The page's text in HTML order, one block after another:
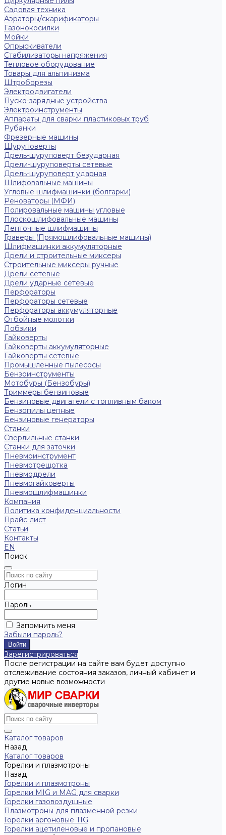
Садовая техника
Аэраторы/скарификаторы
Газонокосилки
Мойки
Опрыскиватели
Стабилизаторы напряжения
Тепловое оборудование
Товары для альпинизма
Штроборезы
Электродвигатели
Пуско-зарядные устройства
Электроинструменты
Аппараты для сварки пластиковых труб
Рубанки
Фрезерные машины
Шуруповерты
Дрель-шуруповерт безударная
Дрели-шуруповерты сетевые
Дрель-шуруповерт ударная
Шлифовальные машины
Угловые шлифмашинки (болгарки)
Реноваторы (МФИ)
Полировальные машины угловые
Плоскошлифовальные машины
Ленточные шлифмашины
Граверы (Прямошлифовальные машины)
Шлифмашинки аккумуляторные
Дрели и строительные миксеры
Строительные миксеры ручные
Дрели сетевые
Дрели ударные сетевые
Перфораторы
Перфораторы сетевые
Перфораторы аккумуляторные
Отбойные молотки
Лобзики
Гайковерты
Гайковерты аккумуляторные
Гайковерты сетевые
Промышленные пылесосы
Бензоинструменты
Мотобуры (Бензобуры)
Триммеры бензиновые
Бензиновые двигатели с топливным баком
Бензопилы цепные
Бензиновые генераторы
Станки
Сверлильные станки
Станки для заточки
Пневмоинструмент
Пневмотрещотка
Пневмодрели
Пневмогайковерты
Пневмошлифмашинки
Компания
Политика конфиденциальности
Прайс-лист
Статьи
Контакты
EN
Поиск
Логин
Пароль
Запомнить меня
Забыли пароль?
Зарегистрироваться
После регистрации на сайте вам будет доступно
отслеживание состояния заказов, личный кабинет и
другие новые возможности
Каталог товаров
Назад
Каталог товаров
Горелки и плазмотроны
Назад
Горелки и плазмотроны
Горелки MIG и MAG для сварки
Горелки газовоздушные
Плазмотроны для плазменной резки
Горелки аргоновые TIG
Горелки ацетиленовые и пропановые